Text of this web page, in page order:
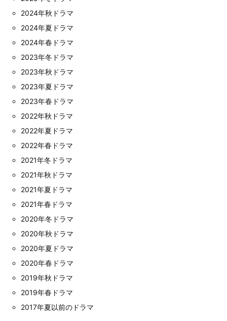
2024年秋ドラマ
2024年夏ドラマ
2024年春ドラマ
2023年冬ドラマ
2023年秋ドラマ
2023年夏ドラマ
2023年春ドラマ
2022年秋ドラマ
2022年夏ドラマ
2022年春ドラマ
2021年冬ドラマ
2021年秋ドラマ
2021年夏ドラマ
2021年春ドラマ
2020年冬ドラマ
2020年秋ドラマ
2020年夏ドラマ
2020年春ドラマ
2019年秋ドラマ
2019年春ドラマ
2017年夏以前のドラマ